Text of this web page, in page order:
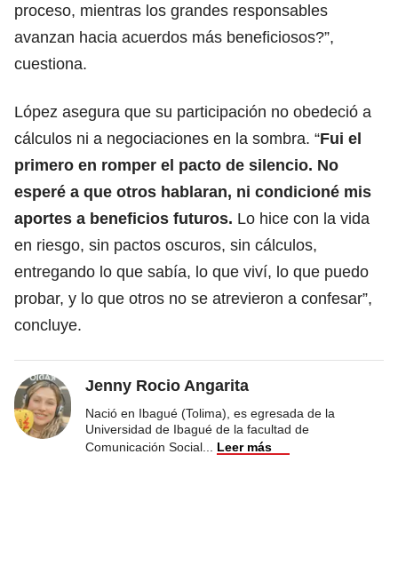
proceso, mientras los grandes responsables
avanzan hacia acuerdos más beneficiosos?”,
cuestiona.
López asegura que su participación no obedeció a
cálculos ni a negociaciones en la sombra. “Fui el
primero en romper el pacto de silencio. No
esperé a que otros hablaran, ni condicioné mis
aportes a beneficios futuros. Lo hice con la vida
en riesgo, sin pactos oscuros, sin cálculos,
entregando lo que sabía, lo que viví, lo que puedo
probar, y lo que otros no se atrevieron a confesar”,
concluye.
Jenny Rocio Angarita
Nació en Ibagué (Tolima), es egresada de la
Universidad de Ibagué de la facultad de
Comunicación Social
Leer más